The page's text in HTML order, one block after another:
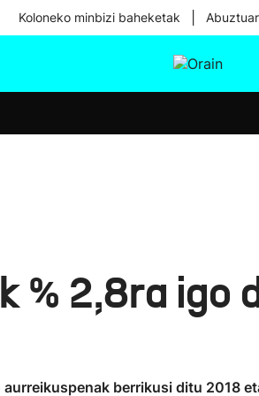
Koloneko minbizi baheketak
% 2,8ra igo
berrikusi ditu 2018